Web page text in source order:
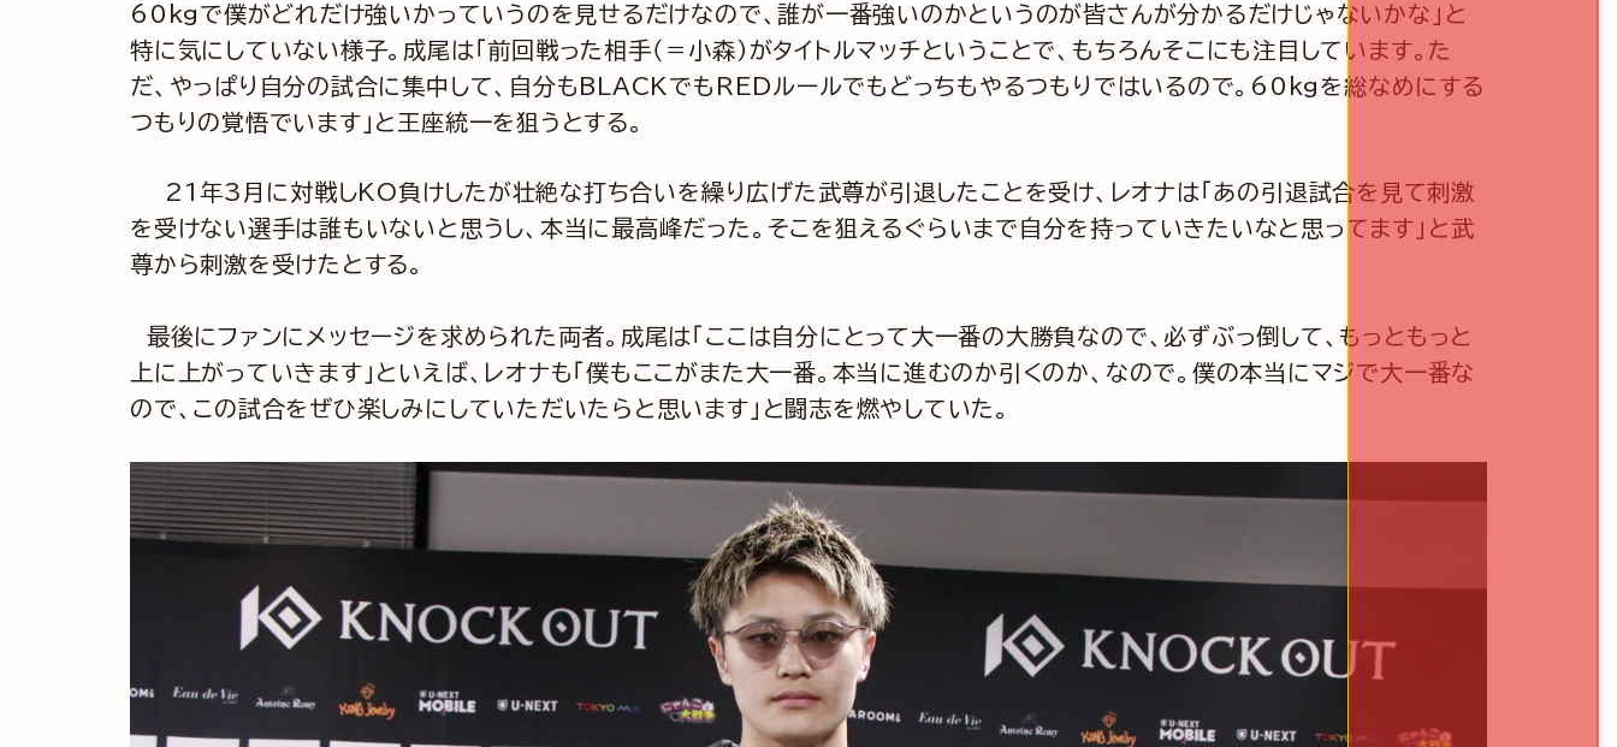
60kgで僕がどれだけ強いかっていうのを見せるだけなので、誰が一番強いのかというのが皆さんが分かるだけじゃないかな」と
特に気にしていない様子。成尾は「前回戦った相手（＝小森）がタイトルマッチということで、もちろんそこにも注目しています。た
だ、やっぱり自分の試合に集中して、自分もBLACKでもREDルールでもどっちもやるつもりではいるので。60kgを総なめにする
つもりの覚悟でいます」と王座統一を狙うとする。
21年3月に対戦しKO負けしたが壮絶な打ち合いを繰り広げた武尊が引退したことを受け、レオナは「あの引退試合を見て刺激
を受けない選手は誰もいないと思うし、本当に最高峰だった。そこを狙えるぐらいまで自分を持っていきたいなと思ってます」と武
尊から刺激を受けたとする。
最後にファンにメッセージを求められた両者。成尾は「ここは自分にとって大一番の大勝負なので、必ずぶっ倒して、もっともっと
上に上がっていきます」といえば、レオナも「僕もここがまた大一番。本当に進むのか引くのか、なので。僕の本当にマジで大一番な
ので、この試合をぜひ楽しみにしていただいたらと思います」と闘志を燃やしていた。